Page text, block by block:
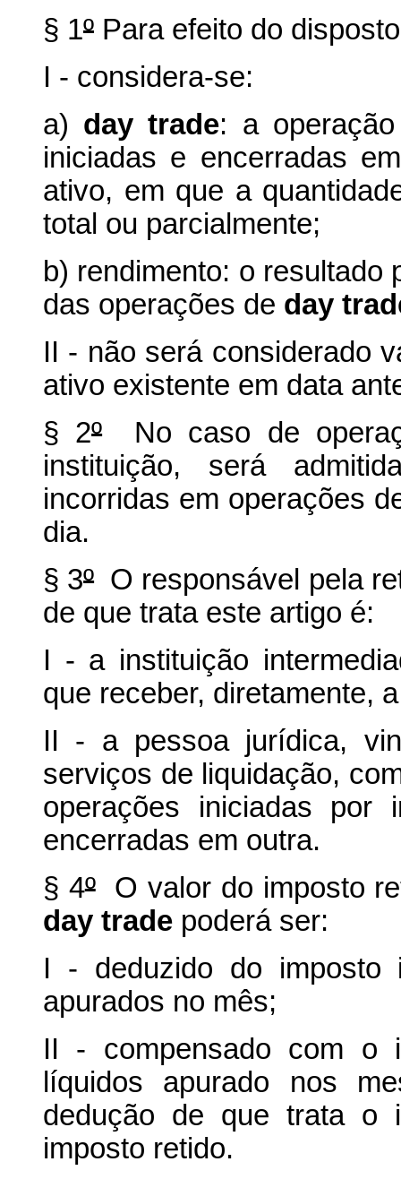
§ 1º Para efeito do
I - considera-se:
a) day trade: a
iniciadas e encerradas
ativo, em que a
total ou parcialmente;
b) rendimento: o resultado
das operações de day
II - não será considerado
ativo existente em data
§ 2ºNo caso de
instituição, será
incorridas em operações
dia.
§ 3ºO responsável pela
de que trata este artigo é:
I - a instituição
que receber, diretamente,
II - a pessoa jurídica,
serviços de liquidação,
operações iniciadas por
encerradas em outra.
§ 4ºO valor do imposto
day trade poderá ser:
I - deduzido do imposto
apurados no mês;
II - compensado com o
líquidos apurado nos
dedução de que trata o
imposto retido.